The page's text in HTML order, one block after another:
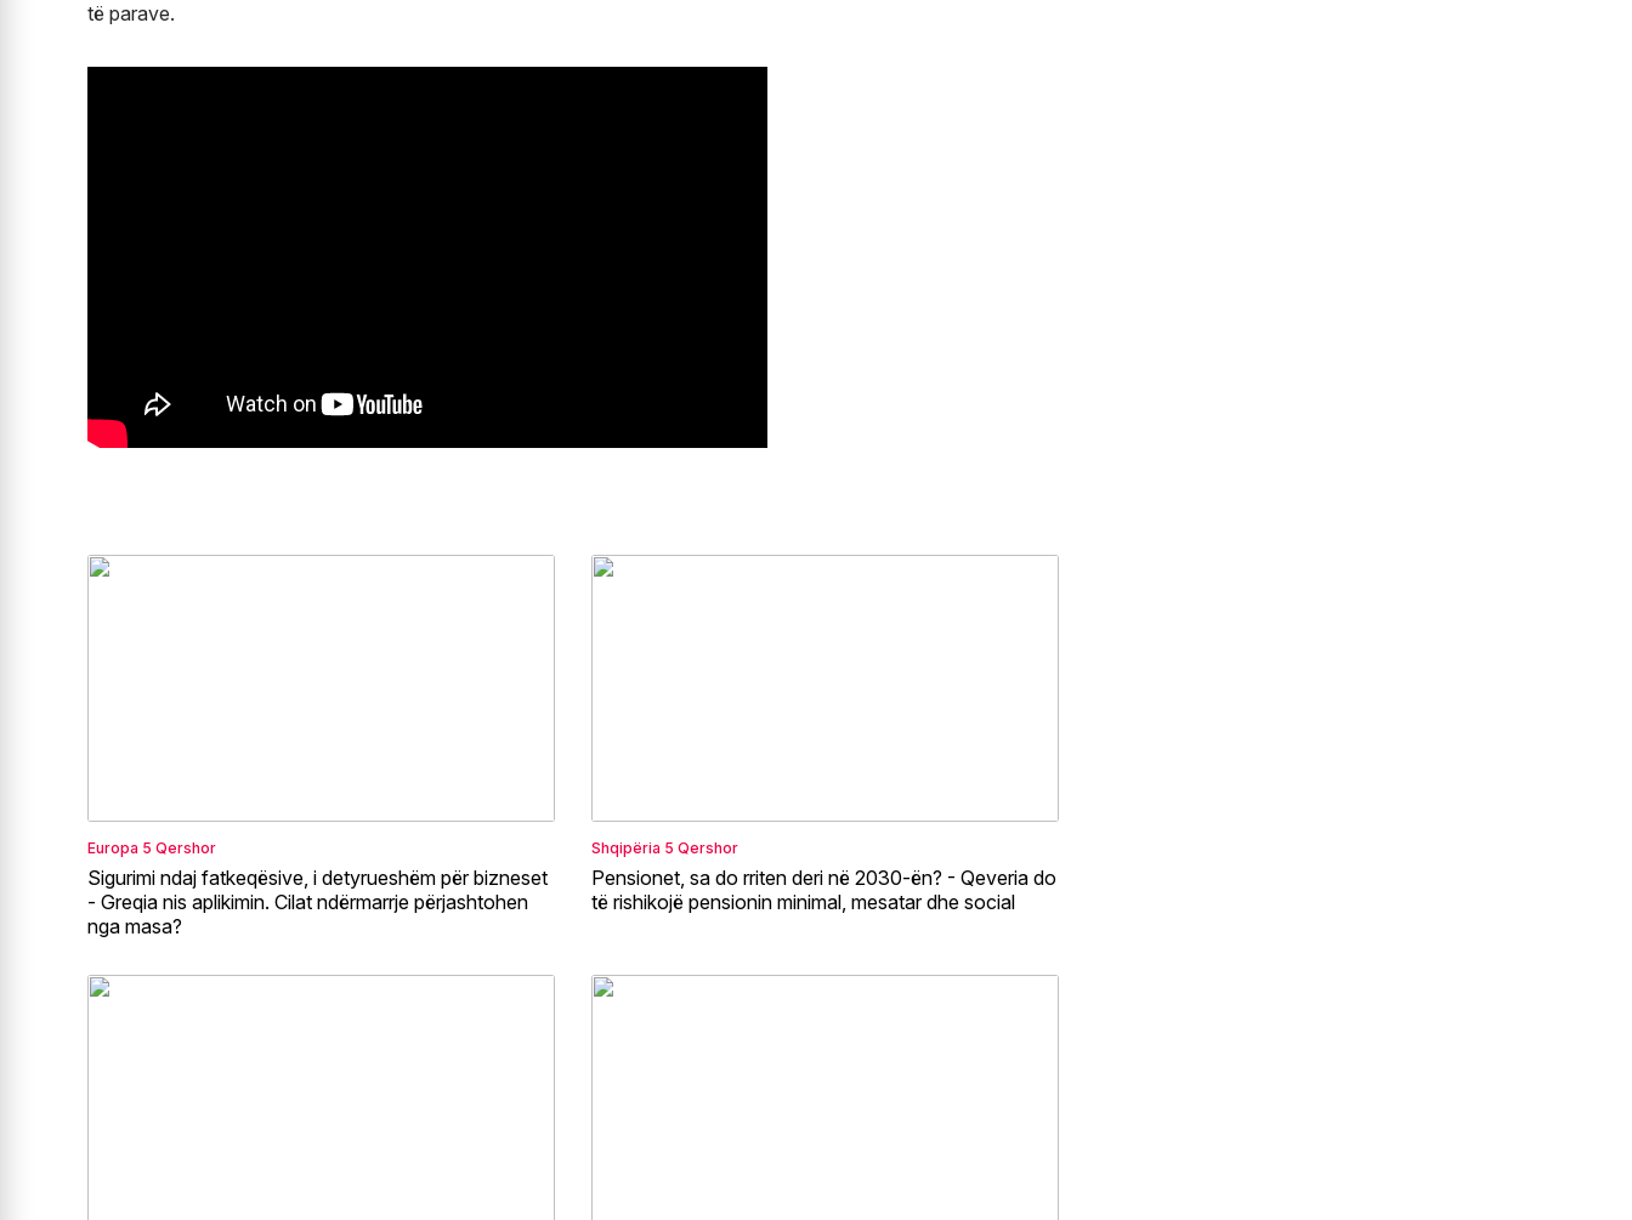
të parave.
Europa 5 Qershor
Sigurimi ndaj fatkeqësive, i detyrueshëm për bizneset
- Greqia nis aplikimin. Cilat ndërmarrje përjashtohen
nga masa?
Shqipëria 5 Qershor
Pensionet, sa do rriten deri në 2030-ën? - Qeveria do
të rishikojë pensionin minimal, mesatar dhe social